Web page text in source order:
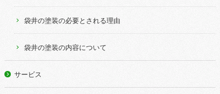
袋井の塗装の必要とされる理由
袋井の塗装の内容について
サービス